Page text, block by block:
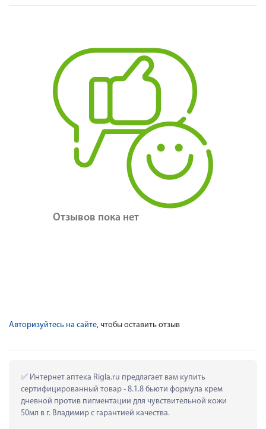
Отзывов пока нет
Авторизуйтесь на сайте, чтобы оставить отзыв
Интернет аптека Rigla.ru предлагает вам купить
сертифицированный товар - 8.1.8 бьюти формула крем
дневной против пигментации для чувствительной кожи
50мл в г. Владимир с гарантией качества.